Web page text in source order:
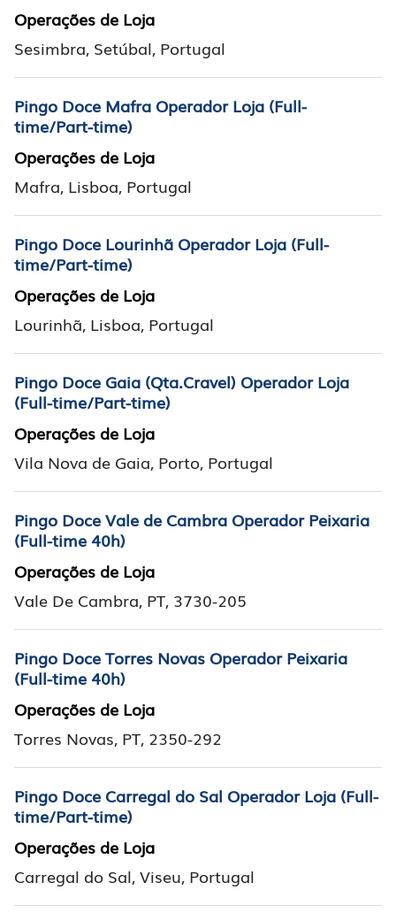
Operações de Loja
Sesimbra, Setúbal, Portugal
Pingo Doce Mafra Operador Loja (Full-
time/Part-time)
Operações de Loja
Mafra, Lisboa, Portugal
Pingo Doce Lourinhã Operador Loja (Full-
time/Part-time)
Operações de Loja
Lourinhã, Lisboa, Portugal
Pingo Doce Gaia (Qta.Cravel) Operador Loja
(Full-time/Part-time)
Operações de Loja
Vila Nova de Gaia, Porto, Portugal
Pingo Doce Vale de Cambra Operador Peixaria
(Full-time 40h)
Operações de Loja
Vale De Cambra, PT, 3730-205
Pingo Doce Torres Novas Operador Peixaria
(Full-time 40h)
Operações de Loja
Torres Novas, PT, 2350-292
Pingo Doce Carregal do Sal Operador Loja (Full-
time/Part-time)
Operações de Loja
Carregal do Sal, Viseu, Portugal